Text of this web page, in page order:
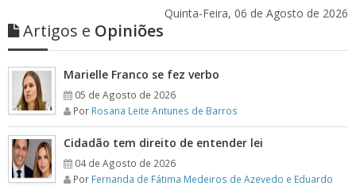
Quinta-Feira, 06 de Agosto de 2026
Artigos e Opiniões
Marielle Franco se fez verbo
05 de Agosto de 2026
Por Rosana Leite Antunes de Barros
Cidadão tem direito de entender lei
04 de Agosto de 2026
Por Fernanda de Fátima Medeiros de Azevedo e Eduardo